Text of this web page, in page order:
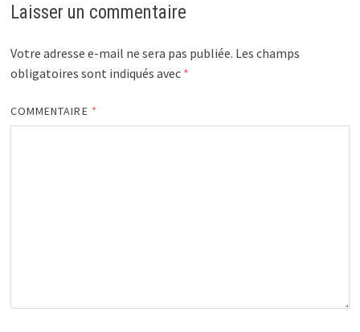
Laisser un commentaire
Votre adresse e-mail ne sera pas publiée. Les champs
obligatoires sont indiqués avec *
COMMENTAIRE *